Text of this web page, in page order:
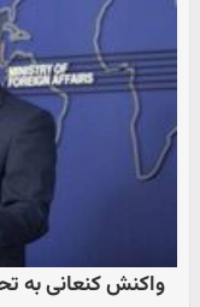
واکنش کنعانی به